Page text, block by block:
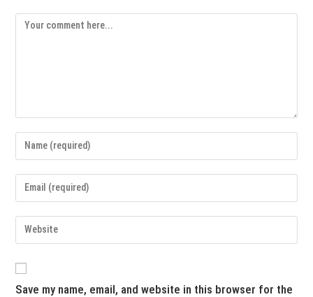
Save my name, email, and website in this browser for the